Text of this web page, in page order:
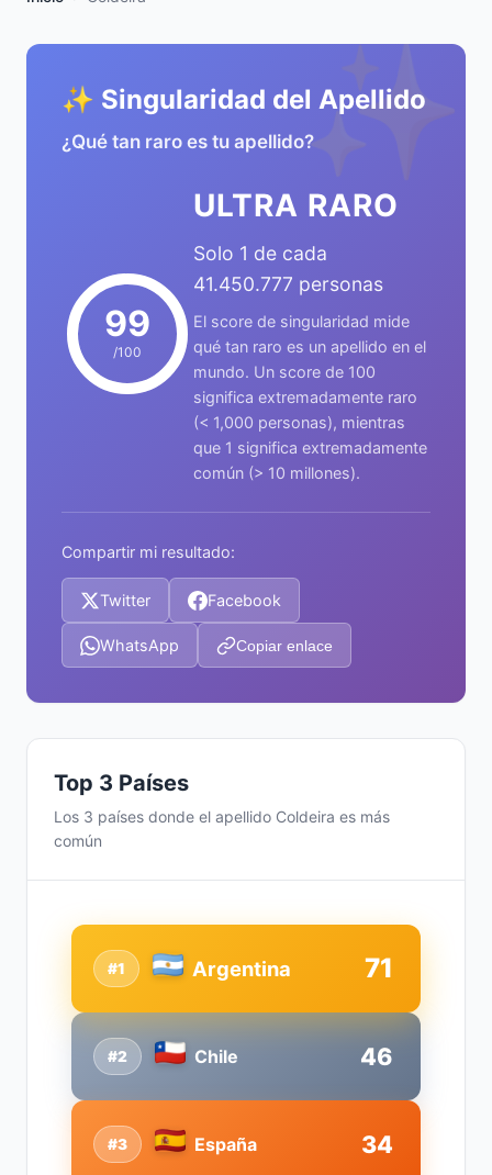
✨
✨ Singularidad del Apellido
¿Qué tan raro es tu apellido?
99
/100
ULTRA RARO
Solo 1 de cada
41.450.777 personas
El score de singularidad mide
qué tan raro es un apellido en el
mundo. Un score de 100
significa extremadamente raro
(< 1,000 personas), mientras
que 1 significa extremadamente
común (> 10 millones).
Compartir mi resultado:
Twitter Facebook
WhatsApp Copiar enlace
Top 3 Países
Los 3 países donde el apellido Coldeira es más
común
#2 Chile 46
#1 Argentina 71
#3 España 34